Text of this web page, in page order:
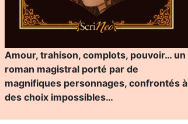
Amour, trahison, complots, pouvoir… un
roman magistral porté par de
magnifiques personnages, confrontés à
des choix impossibles…